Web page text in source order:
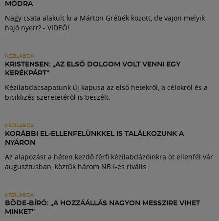
MÓDRA
Nagy csata alakult ki a Márton Grétiék között, de vajon melyik
hajó nyert? - VIDEÓ!
KÉZILABDA
KRISTENSEN: „AZ ELSŐ DOLGOM VOLT VENNI EGY
KERÉKPÁRT”
Kézilabdacsapatunk új kapusa az első hetekről, a célokról és a
biciklizés szeretetéről is beszélt.
KÉZILABDA
KORÁBBI EL-ELLENFELÜNKKEL IS TALÁLKOZUNK A
NYÁRON
Az alapozást a héten kezdő férfi kézilabdázóinkra öt ellenfél vár
augusztusban, köztük három NB I-es rivális.
KÉZILABDA
BÖDE-BÍRÓ: „A HOZZÁÁLLÁS NAGYON MESSZIRE VIHET
MINKET”